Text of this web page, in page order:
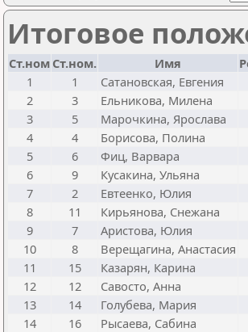
Итоговое
Ст.ном Ст.ном. Имя
1
1 Сатановская, Евгения
2
3 Ельникова, Милена
3
5 Марочкина, Ярослава
4
4 Борисова, Полина
5
6 Фиц, Варвара
6
9 Кусакина, Ульяна
7
2 Евтеенко, Юлия
8
11 Кирьянова, Снежана
9
7 Аристова, Юлия
10
8 Верещагина, Анастасия
11
15 Казарян, Карина
12
12 Савосто, Анна
13
14 Голубева, Мария
14
16 Рысаева, Сабина